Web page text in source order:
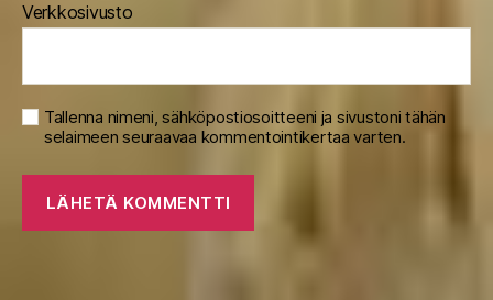
Verkkosivusto
Tallenna nimeni, sähköpostiosoitteeni ja sivustoni tähän
selaimeen seuraavaa kommentointikertaa varten.